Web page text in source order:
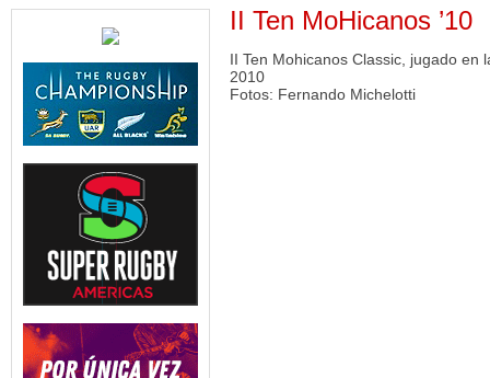
II Ten MoHicanos ’10
II Ten Mohicanos Classic, jugado en
2010
Fotos: Fernando Michelotti